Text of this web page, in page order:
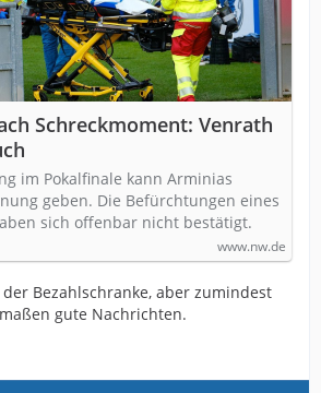
Schreckmoment: Venrath
im Pokalfinale kann Arminias
geben. Die Befürchtungen eines
sich offenbar nicht bestätigt.
www.nw.de
Bezahlschranke, aber zumindest
gute Nachrichten.